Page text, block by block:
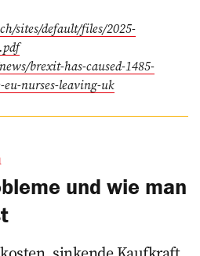
sites/default/files/2025-
brexit-has-caused-1485-
nurses-leaving-uk
und wie man